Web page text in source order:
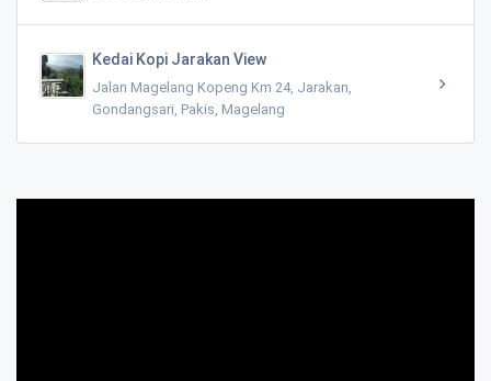
Kedai Kopi Jarakan View
Jalan Magelang Kopeng Km 24, Jarakan,
Gondangsari, Pakis, Magelang